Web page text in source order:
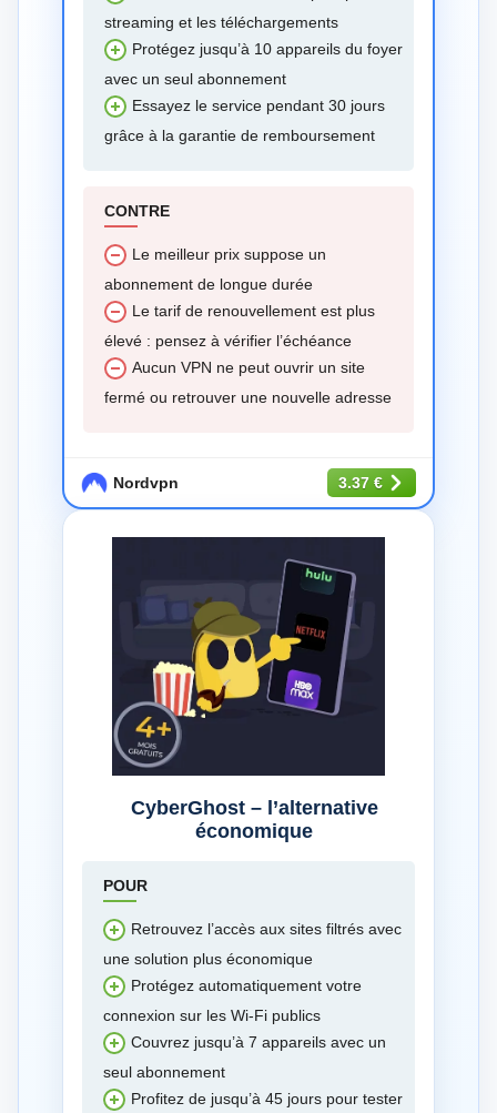
streaming et les téléchargements
Protégez jusqu’à 10 appareils du foyer
avec un seul abonnement
Essayez le service pendant 30 jours
grâce à la garantie de remboursement
CONTRE
Le meilleur prix suppose un
abonnement de longue durée
Le tarif de renouvellement est plus
élevé : pensez à vérifier l’échéance
Aucun VPN ne peut ouvrir un site
fermé ou retrouver une nouvelle adresse
Nordvpn 3.37 €
CyberGhost – l’alternative
économique
POUR
Retrouvez l’accès aux sites filtrés avec
une solution plus économique
Protégez automatiquement votre
connexion sur les Wi-Fi publics
Couvrez jusqu’à 7 appareils avec un
seul abonnement
Profitez de jusqu’à 45 jours pour tester